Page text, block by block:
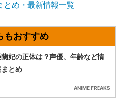
とめ・最新情報一覧
蘭妃の正体は？声優、年齢など情
まとめ
ANIME FREAKS